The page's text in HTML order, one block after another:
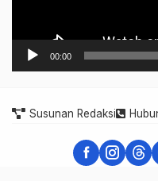
00:00
Susunan Redaksi